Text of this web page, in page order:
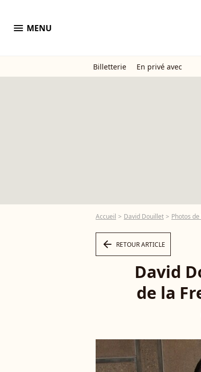
menu MENU
Billetterie En privé avec
Accueil David Douillet Photos
arrow_left RETOUR ARTICLE
David
de la